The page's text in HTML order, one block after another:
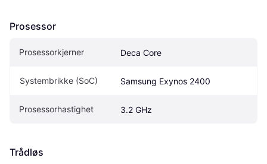
Prosessor
Prosessorkjerner Deca Core
Systembrikke (SoC) Samsung Exynos 2400
Prosessorhastighet 3.2 GHz
Trådløs